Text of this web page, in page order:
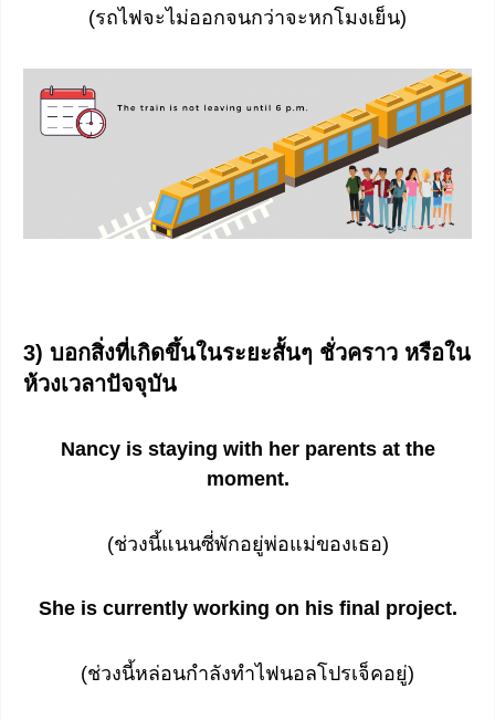
(รถไฟจะไม่ออกจนกว่าจะหกโมงเย็น)
3) บอกสิ่งที่เกิดขึ้นในระยะสั้นๆ ชั่วคราว หรือใน
ห้วงเวลาปัจจุบัน
Nancy is staying with her parents at the
moment.
(ช่วงนี้แนนซี่พักอยู่พ่อแม่ของเธอ)
She is currently working on his final project.
(ช่วงนี้หล่อนกำลังทำไฟนอลโปรเจ็คอยู่)